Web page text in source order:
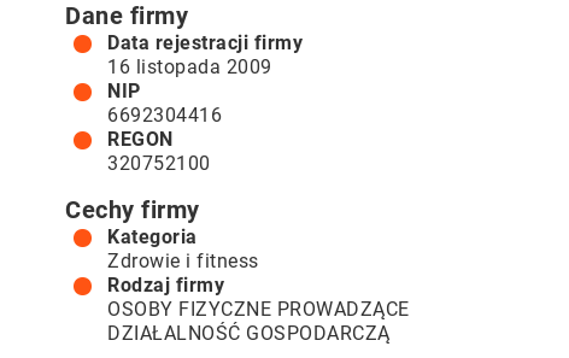
Dane firmy
Data rejestracji firmy
16 listopada 2009
NIP
6692304416
REGON
320752100
Cechy firmy
Kategoria
Zdrowie i fitness
Rodzaj firmy
OSOBY FIZYCZNE PROWADZĄCE
DZIAŁALNOŚĆ GOSPODARCZĄ